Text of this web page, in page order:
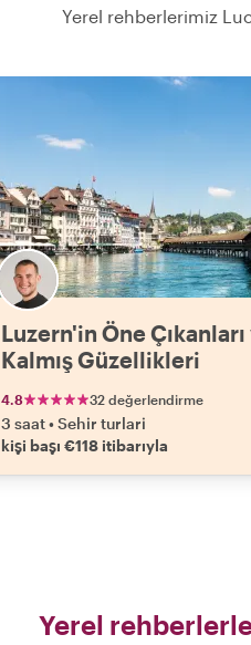
Yerel rehberlerimiz
Luzern'in Öne
Kalmış Güzellikleri
4.8 32 değerlendirme
3 saat•Sehir turlari
kişi başı €118 itibarıyla
Yerel